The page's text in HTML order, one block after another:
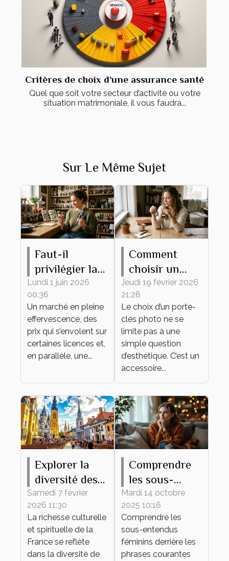
Critères de choix d’une assurance santé
Quel que soit votre secteur d’activité ou votre
situation matrimoniale, il vous faudra...
Sur Le Même Sujet
Faut-il
privilégier la
rareté ou
l’attachement
émotionnel
pour sa
collection de
figurines ?
Lundi 1 juin 2026
00:36
Un marché en pleine
effervescence, des
prix qui s’envolent sur
certaines licences et,
en parallèle, une...
Comment
choisir un
porte-clés
photo idéal
pour vous ?
Jeudi 19 février 2026
21:28
Le choix d’un porte-
clés photo ne se
limite pas à une
simple question
d’esthétique. C’est un
accessoire...
Explorer la
diversité des
églises
françaises à
travers leurs
messes
Samedi 7 février
2026 11:30
La richesse culturelle
et spirituelle de la
France se reflète
dans la diversité de
Comprendre
les sous-
entendus
féminins
derrière les
phrases
courantes
Mardi 14 octobre
2025 10:16
Comprendre les
sous-entendus
féminins derrière les
phrases courantes